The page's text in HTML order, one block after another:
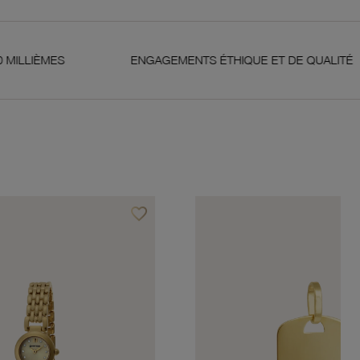
ENGAGEMENTS ÉTHIQUE ET DE QUALITÉ
favorite_borderAjouter à vos favoris